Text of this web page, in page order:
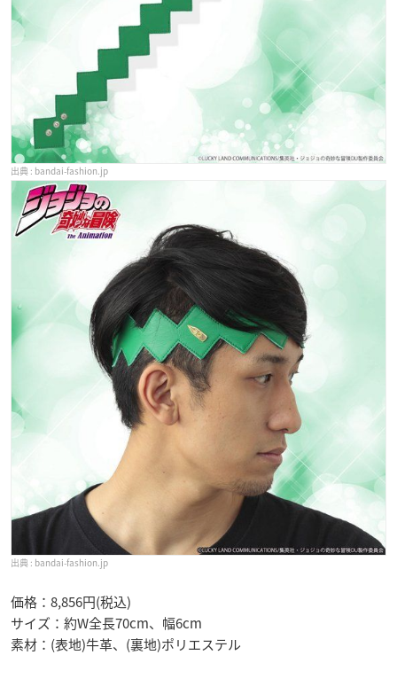
bandai-fashion.jp
bandai-fashion.jp
価格：8,856円(税込)
サイズ：約W全長70cm、幅6cm
素材：(表地)牛革、(裏地)ポリエステル